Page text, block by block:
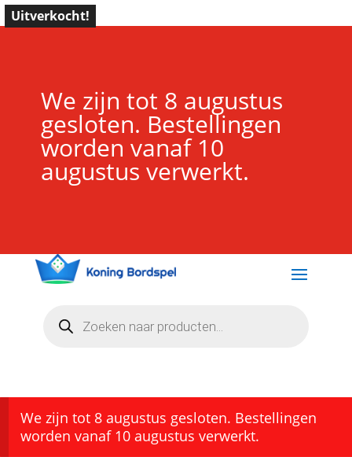
We zijn tot 8 augustus
gesloten. Bestellingen
worden vanaf 10
augustus verwerkt.
zoeken
We zijn tot 8 augustus gesloten. Bestellingen
worden vanaf 10 augustus verwerkt.
Uitverkocht!